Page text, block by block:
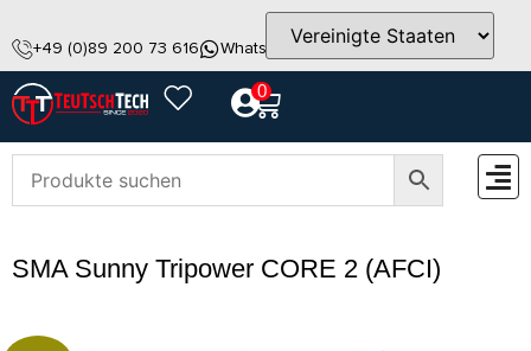
+49 (0)89 200 73 616 WhatsApp info@teutschtech.com
0
SMA Sunny Tripower CORE 2 (AFCI)